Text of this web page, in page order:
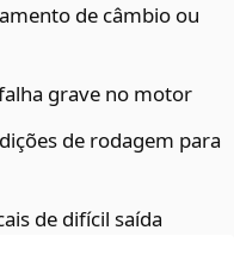
de câmbio ou
grave no motor
de rodagem para
de difícil saída